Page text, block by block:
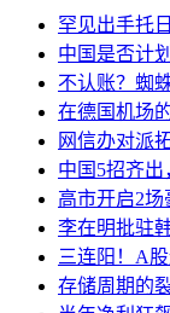
罕见出手托
中国是否计
不认账？蜘
在德国机场
网信办对派
中国5招齐
高市开启2
李在明批驻
三连阳！A
存储周期的